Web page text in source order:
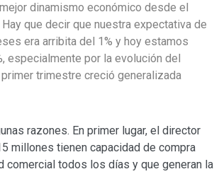
dinamismo económico desde el
que decir que nuestra expectativa de
era arribita del 1% y hoy estamos
especialmente por la evolución del
trimestre creció generalizada
razones. En primer lugar, el director
millones tienen capacidad de compra
comercial todos los días y que generan la